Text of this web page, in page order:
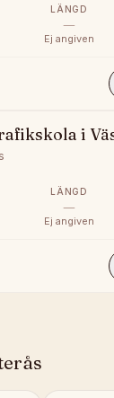
LÄNGD
—
Ej angiven
i
LÄNGD
—
Ej angiven